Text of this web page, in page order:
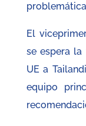
El
se espera
UE a
equipo